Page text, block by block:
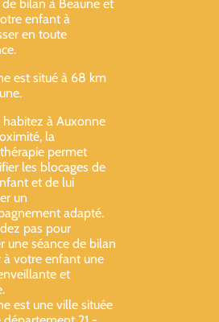
de bilan à Beaune et
enfant à
en toute
est situé à 68 km
habitez à Auxonne
la
permet
les blocages de
et de lui
un
adapté.
pas pour
une séance de bilan
à votre enfant une
et
est une ville située